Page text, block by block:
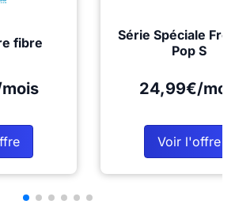
fibre
Série Spéciale
Pop S
24,99€/
Voir l'offre